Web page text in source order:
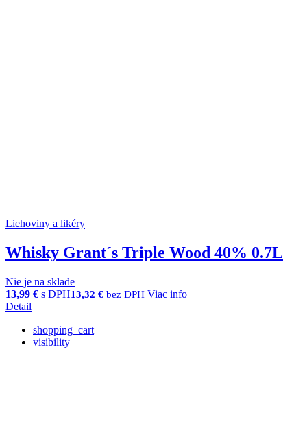
Liehoviny a likéry
Whisky Grant´s Triple Wood 40% 0.7L
Nie je na sklade
13,99 € s DPH13,32 € bez DPH Viac info
Detail
shopping_cart
visibility